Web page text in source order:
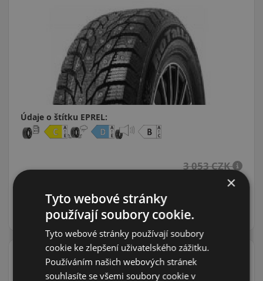
Údaje o štítku EPREL:
3 053 CZK
2 416 CZK/ks
ks DO KOŠÍKU
×
Tyto webové stránky
používají soubory cookie.
Tyto webové stránky používají soubory
cookie ke zlepšení uživatelského zážitku.
Používáním našich webových stránek
souhlasíte se všemi soubory cookie v